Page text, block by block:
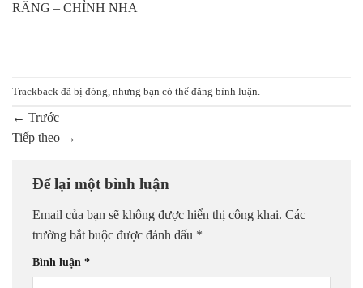
RĂNG – CHỈNH NHA
Trackback đã bị đóng, nhưng bạn có thể đăng bình luận
← Trước
Tiếp theo →
Để lại một bình luận
Email của bạn sẽ không được hiển thị công khai. Các
trường bắt buộc được đánh dấu *
Bình luận *